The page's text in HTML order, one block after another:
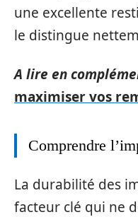
une excellente
le distingue
A lire en
maximiser vos
Comprendre
La durabilité des
facteur clé qui ne